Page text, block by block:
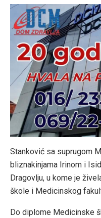
Stanković sa suprugom
bliznakinjama Irinom i
Dragovlju, u kome je
škole i Medicinskog
Do diplome Medicinske